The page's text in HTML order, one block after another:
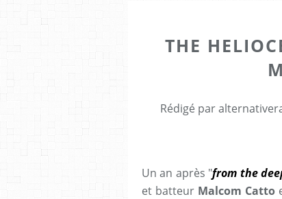
THE
Rédigé par
Un an après "from the
et batteur Malcom Catto